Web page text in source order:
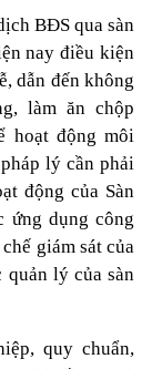
BĐS qua sàn
nay điều kiện
dẫn đến không
làm ăn chộp
hoạt động môi
lý cần phải
động của Sàn
ứng dụng công
giám sát của
lý của sàn
quy chuẩn,